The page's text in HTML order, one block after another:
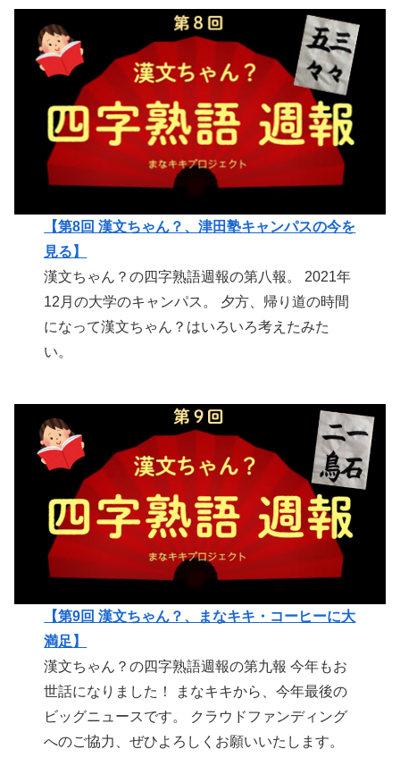
【第8回 漢文ちゃん？、津田塾キャンパスの今を
見る】
漢文ちゃん？の四字熟語週報の第八報。 2021年
12月の大学のキャンパス。 夕方、帰り道の時間
になって漢文ちゃん？はいろいろ考えたみた
い。
【第9回 漢文ちゃん？、まなキキ・コーヒーに大
満足】
漢文ちゃん？の四字熟語週報の第九報 今年もお
世話になりました！ まなキキから、今年最後の
ビッグニュースです。 クラウドファンディング
へのご協力、ぜひよろしくお願いいたします。